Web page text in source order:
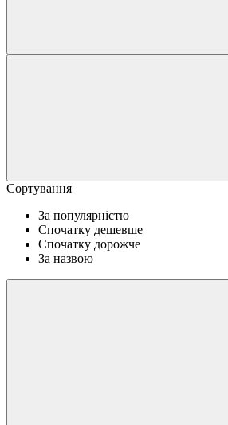
Сортування
За популярністю
Спочатку дешевше
Спочатку дорожче
За назвою